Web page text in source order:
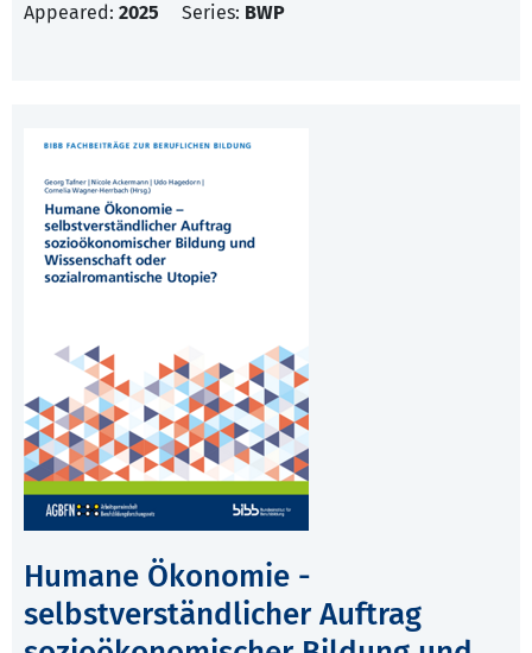
Appeared: 2025 Series: BWP
Humane Ökonomie -
selbstverständlicher Auftrag